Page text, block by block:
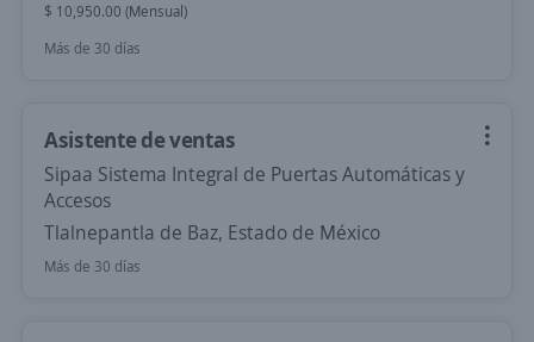
$ 10,950.00 (Mensual)
Más de 30 días
Asistente de ventas
Sipaa Sistema Integral de Puertas Automáticas y
Accesos
Tlalnepantla de Baz, Estado de México
Más de 30 días